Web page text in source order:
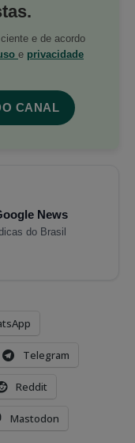
e de acordo
e privacidade
CANAL
News
do Brasil
Telegram
Reddit
Mastodon